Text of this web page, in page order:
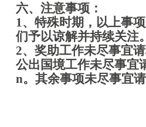
六、注意事项：
1、特殊时期，以上事
们予以谅解并持续关注。
2、奖助工作未尽事宜
公出国境工作未尽事宜
n。其余事项未尽事宜